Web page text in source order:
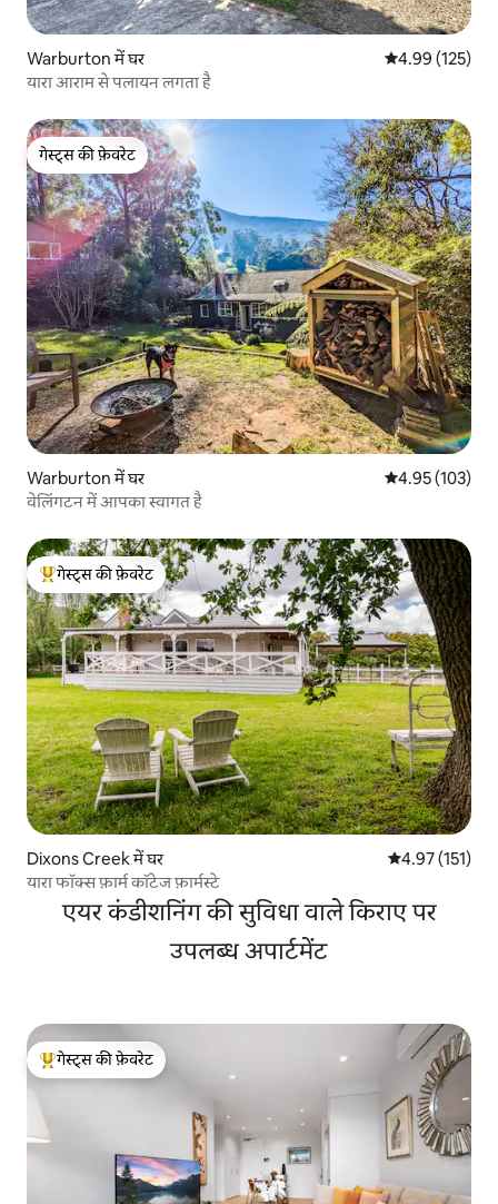
Warburton में घर औसत रेटिंग 5 में से
4.99 (125)
यारा आराम से पलायन लगता है
गेस्ट्स की फ़ेवरेट
गेस्ट्स की फ़ेवरेट
Warburton में घर औसत रेटिंग 5 में से
4.95 (103)
वेलिंगटन में आपका स्वागत है
गेस्ट्स का टॉप फ़ेवरेट
गेस्ट्स की फ़ेवरेट
Dixons Creek में घर औसत रेटिंग 5 में से
4.97 (151)
यारा फॉक्स फ़ार्म कॉटेज फ़ार्मस्टे
एयर कंडीशनिंग की सुविधा वाले किराए पर
उपलब्ध अपार्टमेंट
गेस्ट्स का टॉप फ़ेवरेट
गेस्ट्स की फ़ेवरेट